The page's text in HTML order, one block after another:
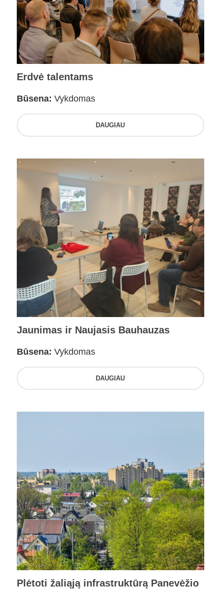
Erdvė talentams
Būsena: Vykdomas
DAUGIAU
Jaunimas ir Naujasis Bauhauzas
Būsena: Vykdomas
DAUGIAU
Plėtoti žaliąją infrastruktūrą Panevėžio